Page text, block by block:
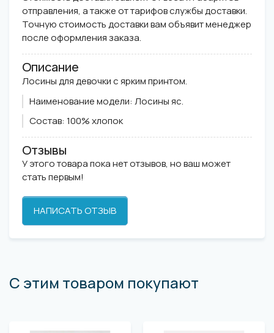
отправления, а также от тарифов службы доставки.
Точную стоимость доставки вам объявит менеджер
после оформления заказа.
Описание
Лосины для девочки с ярким принтом.
Наименование модели: Лосины яс.
Состав: 100% хлопок
Отзывы
У этого товара пока нет отзывов, но ваш может
стать первым!
НАПИСАТЬ ОТЗЫВ
С этим товаром покупают